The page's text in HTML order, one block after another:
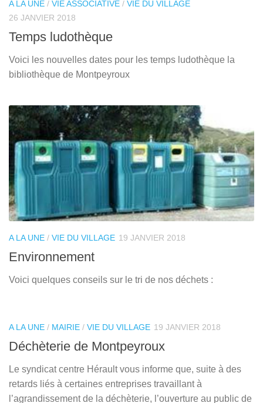
A LA UNE / VIE ASSOCIATIVE / VIE DU VILLAGE
26 JANVIER 2018
Temps ludothèque
Voici les nouvelles dates pour les temps ludothèque la
bibliothèque de Montpeyroux
A LA UNE / VIE DU VILLAGE 19 JANVIER 2018
Environnement
Voici quelques conseils sur le tri de nos déchets :
A LA UNE / MAIRIE / VIE DU VILLAGE 19 JANVIER 2018
Déchèterie de Montpeyroux
Le syndicat centre Hérault vous informe que, suite à des
retards liés à certaines entreprises travaillant à
l’agrandissement de la déchèterie, l’ouverture au public de